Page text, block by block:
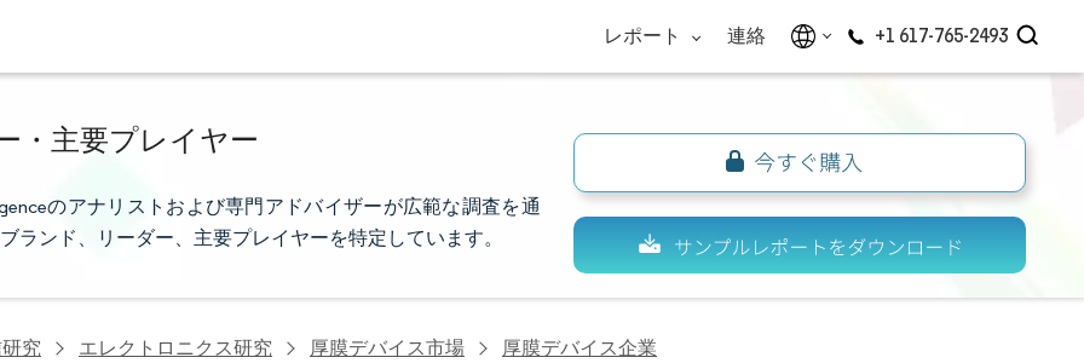
レポート 連絡 +1 617-765-2493
・主要プレイヤー
のアナリストおよび専門アドバイザーが広範な調査を通
ランド、リーダー、主要プレイヤーを特定しています。
究 エレクトロニクス研究 厚膜デバイス市場 厚膜デバイス企業